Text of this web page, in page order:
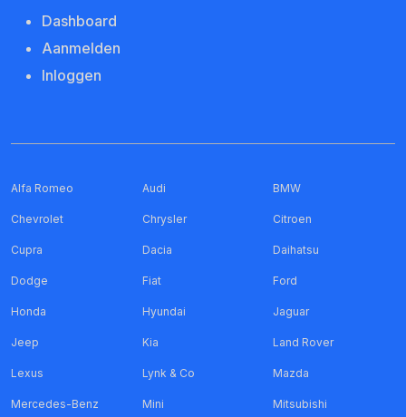
Dashboard
Aanmelden
Inloggen
Alfa Romeo Audi BMW
Chevrolet Chrysler Citroen
Cupra Dacia Daihatsu
Dodge Fiat Ford
Honda Hyundai Jaguar
Jeep Kia Land Rover
Lexus Lynk & Co Mazda
Mercedes-Benz Mini Mitsubishi